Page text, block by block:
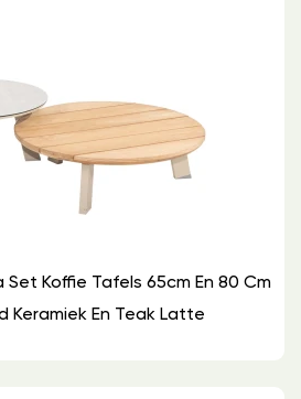
Set Koffie Tafels 65cm En 80 Cm
Keramiek En Teak Latte